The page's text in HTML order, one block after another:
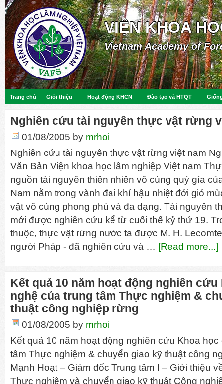
VIỆN KHOA
Vietnam Academy of
Trang chủ Giới thiệu Hoạt động KHCN Đào tạo và HTQT
Nghiên cứu tài nguyên thực vật rừng
01/08/2005 by mrhoi
Nghiên cứu tài nguyên thực vật rừng việt nam
Văn Bản Viện khoa học lâm nghiệp Việt nam
nguồn tài nguyên thiên nhiên vô cùng quý gía
Nam nằm trong vành đai khí hậu nhiệt đới gió
vật vô cùng phong phú và đa dạng. Tài nguyên
mới được nghiên cứu kể từ cuối thế kỷ thứ 19.
thuộc, thực vật rừng nước ta được M. H.
người Pháp - đã nghiên cứu và … [Read more...]
Kết quả 10 năm hoạt động nghiên
nghệ của trung tâm Thực nghiệm &
thuật công nghiệp rừng
01/08/2005 by mrhoi
Kết quả 10 năm hoạt động nghiên cứu Khoa
tâm Thực nghiệm & chuyển giao kỹ thuật công
Mạnh Hoạt – Giám đốc Trung tâm I – Giới thiệu
Thực nghiệm và chuyển giao kỹ thuật Công